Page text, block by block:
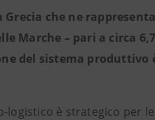
che ne
Marche – pari a circa
del sistema
è strategico per